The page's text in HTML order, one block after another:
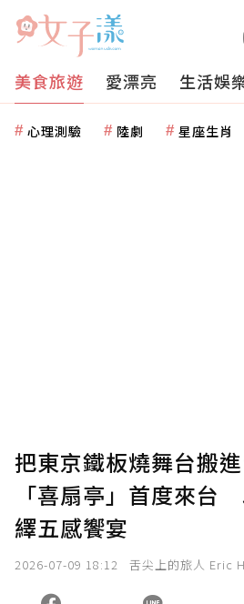
美食旅遊 愛漂亮 生活娛
心理測驗 陸劇 星座生肖
把東京鐵板燒舞台搬
「喜扇亭」首度來台
繹五感饗宴
2026-07-09 18:12 舌尖上的旅人 Eric